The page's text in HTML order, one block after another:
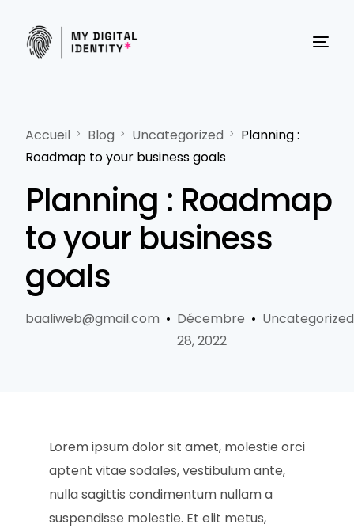
Accueil Blog Uncategorized
Planning :
Roadmap to your business goals
Planning : Roadmap
to your business
goals
baaliweb@gmail.com
Décembre
28, 2022
Uncategorized
Lorem ipsum dolor sit amet, molestie orci
aptent vitae sodales, vestibulum ante,
nulla sagittis condimentum nullam a
suspendisse molestie. Et elit metus,
English